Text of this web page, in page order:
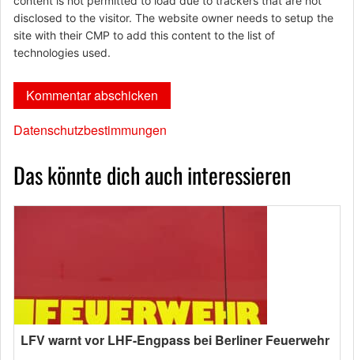
disclosed to the visitor. The website owner needs to setup the
site with their CMP to add this content to the list of
technologies used.
Datenschutzbestimmungen
Das könnte dich auch interessieren
LFV warnt vor LHF-Engpass bei Berliner Feuerwehr